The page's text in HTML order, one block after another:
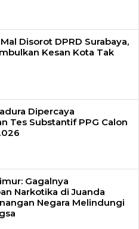
Disorot DPRD Surabaya,
Kesan Kota Tak
Dipercaya
Tes Substantif PPG Calon
Gagalnya
Narkotika di Juanda
Negara Melindungi